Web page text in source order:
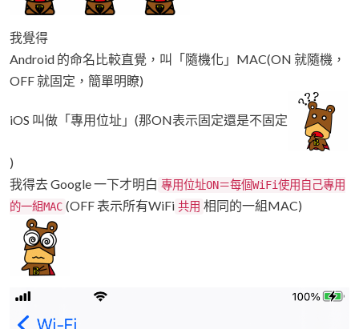
我覺得
Android 的命名比較直覺，叫「隨機化」MAC(ON 就隨機，
OFF 就固定，簡單明瞭)
iOS 叫做「專用位址」(那ON表示固定還是不固定
)
我得去 Google 一下才明白 專用位址ON＝每個WiFi使用自己專用
的一組MAC (OFF 表示所有WiFi 共用 相同的一組MAC)